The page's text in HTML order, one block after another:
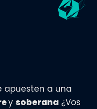
apuesten a una
y soberana¿Vos